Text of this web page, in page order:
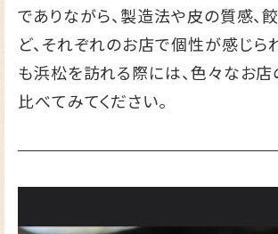
でありながら、製造法や皮の質感、
ど、それぞれのお店で個性が感じら
も浜松を訪れる際には、色々なお
比べてみてください。